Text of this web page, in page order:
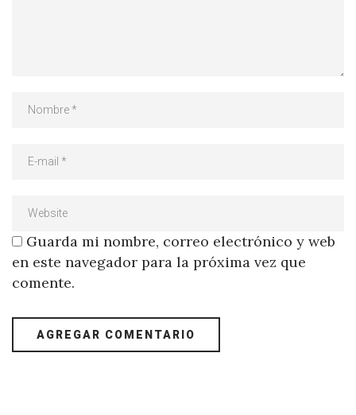
Guarda mi nombre, correo electrónico y web
en este navegador para la próxima vez que
comente.